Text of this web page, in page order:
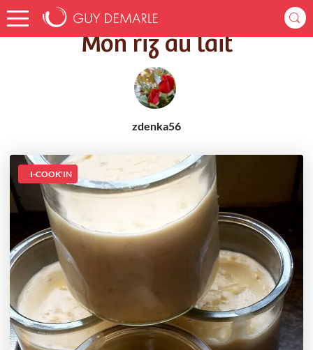
Accueil Recettes Mon riz au lait
Mon riz au lait
zdenka56
I-COOK'IN